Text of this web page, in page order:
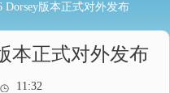
Dorsey版本正式对外发布
本正式对外发布
11:32